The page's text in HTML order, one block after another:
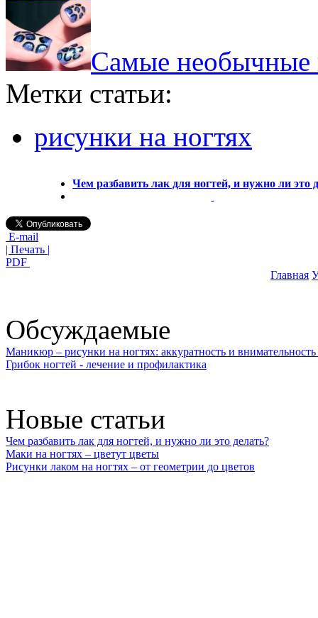
Самые необычные
Метки статьи:
рисунки на ногтях
Чем разбавить лак для ногтей, и нужно ли это
E-mail
| Печать |
PDF
Главная
Обсуждаемые
Маникюр – рисунки на ногтях: аккуратность и
Грибок ногтей - лечение и профилактика
Новые статьи
Чем разбавить лак для ногтей, и нужно ли это делать?
Маки на ногтях – цветут цветы
Рисунки лаком на ногтях – от геометрии до цветов